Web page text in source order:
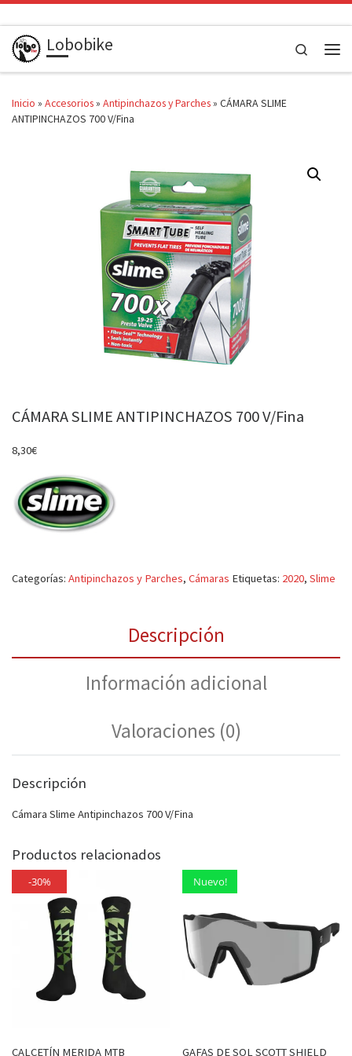
Saltar al contenido
Lobobike
Search
Inicio » Accesorios» Antipinchazos y Parches» CÁMARA SLIME
ANTIPINCHAZOS 700 V/Fina
CÁMARA SLIME ANTIPINCHAZOS 700 V/Fina
8,30€
Categorías: Antipinchazos y Parches, Cámaras Etiquetas: 2020, Slime
Descripción
Información adicional
Valoraciones (0)
Descripción
Cámara Slime Antipinchazos 700 V/Fina
Productos relacionados
-30%
CALCETÍN MERIDA MTB
Nuevo!
GAFAS DE SOL SCOTT SHIELD